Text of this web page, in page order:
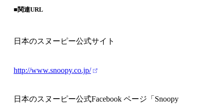
■関連URL
日本のスヌーピー公式サイト
http://www.snoopy.co.jp/
日本のスヌーピー公式Facebook ページ「Snoopy